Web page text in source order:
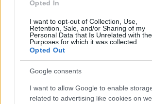
Opted In
I want to opt-out of Collection, Use,
Retention, Sale, and/or Sharing of my
Personal Data that Is Unrelated with the
Purposes for which it was collected.
Opted Out
Google consents
I want to allow Google to enable
related to advertising like cookies on